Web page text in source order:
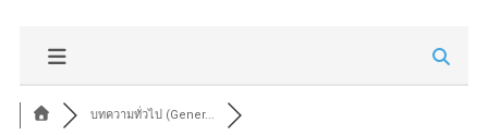
บทความทั่วไป (Gener...